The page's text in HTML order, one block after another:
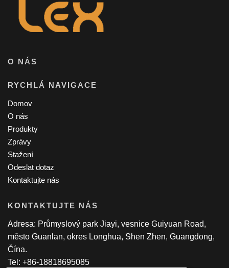
O NÁS
RYCHLÁ NAVIGACE
Domov
O nás
Produkty
Zprávy
Stažení
Odeslat dotaz
Kontaktujte nás
KONTAKTUJTE NÁS
Adresa: Průmyslový park Jiayi, vesnice Guiyuan Road,
město Guanlan, okres Longhua, Shen Zhen, Guangdong,
Čína.
Tel: +86-18818695085